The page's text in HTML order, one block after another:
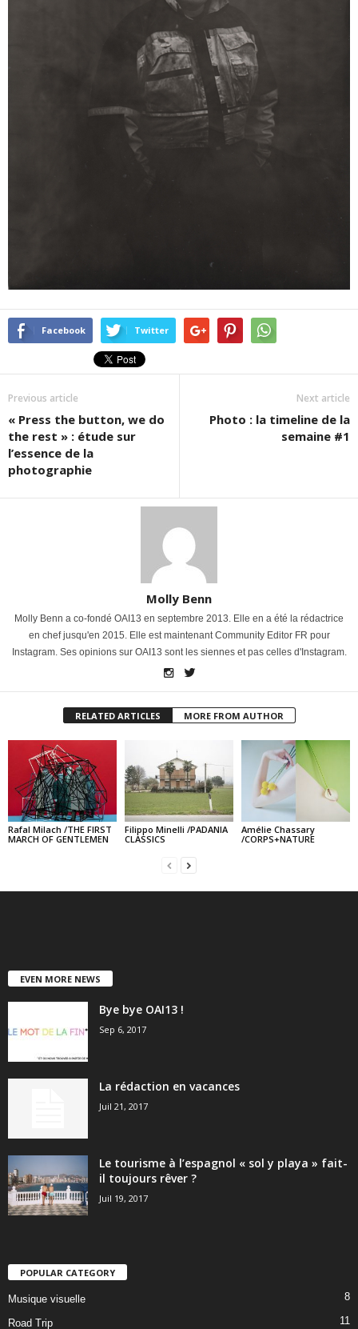
Facebook Twitter
Previous article
« Press the button, we do
the rest » : étude sur
l’essence de la
photographie
Next article
Photo : la timeline de la
semaine #1
Molly Benn
Molly Benn a co-fondé OAI13 en septembre 2013. Elle en a été la rédactrice
en chef jusqu'en 2015. Elle est maintenant Community Editor FR pour
Instagram. Ses opinions sur OAI13 sont les siennes et pas celles d'Instagram.
RELATED ARTICLES MORE FROM AUTHOR
Rafal Milach /THE FIRST
MARCH OF GENTLEMEN
Filippo Minelli /PADANIA
CLASSICS
Amélie Chassary
/CORPS+NATURE
EVEN MORE NEWS
Bye bye OAI13 !
Sep 6, 2017
La rédaction en vacances
Juil 21, 2017
Le tourisme à l’espagnol « sol y playa » fait-
il toujours rêver ?
Juil 19, 2017
POPULAR CATEGORY
Musique visuelle 8
Road Trip 11